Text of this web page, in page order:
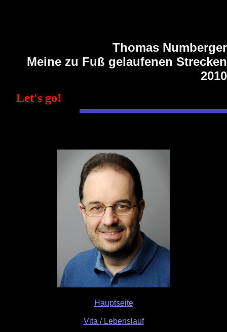
Thomas Numberger
Meine zu Fuß gelaufenen Strecken
2010
Let's go!
Hauptseite
Vita / Lebenslauf